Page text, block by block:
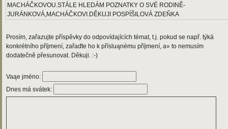
MACHÁČKOVOU.STÁLE HLEDÁM POZNATKY O SVÉ RODINĚ-
JURÁNKOVÁ,MACHÁČKOVI.DĚKUJI POSPÍŠILOVÁ ZDEŇKA
Prosím, zařazujte příspěvky do odpovídajících témat, t.j. pokud se např. týká
konkrétního příjmení, zařaďte ho k přísluąnému příjmení, a» to nemusím
dodatečně přesunovat. Děkuji. :-)
Vaąe jméno:
Dnes má svátek: